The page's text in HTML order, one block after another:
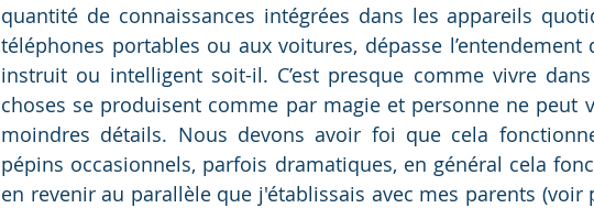
quantité de connaissances intégrées dans les appareils
téléphones portables ou aux voitures, dépasse l’entendement
instruit ou intelligent soit-il. C’est presque comme vivre
choses se produisent comme par magie et personne ne peut
moindres détails. Nous devons avoir foi que cela
pépins occasionnels, parfois dramatiques, en général cela
en revenir au parallèle que j'établissais avec mes parents (voir